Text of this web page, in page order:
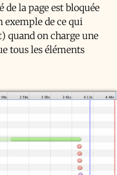
de la page est bloquée
de ce qui
quand on charge une
tous les éléments